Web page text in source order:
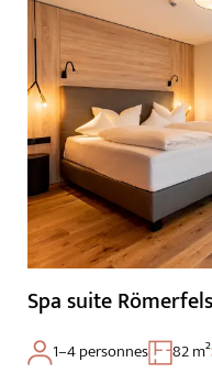
Spa suite Römerfels
1–4 personnes 82 m²